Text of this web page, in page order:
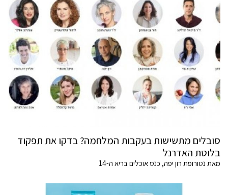
סובלים מתשישות בעקבות המלחמה? בדקו את תפקוד
בלוטת האדרנל
מאת נטורופת רון יפה, כנס אוכלים בריא ה-14